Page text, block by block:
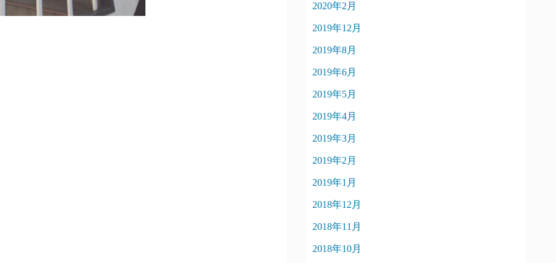
2020年2月
2019年12月
2019年8月
2019年6月
2019年5月
2019年4月
2019年3月
2019年2月
2019年1月
2018年12月
2018年11月
2018年10月